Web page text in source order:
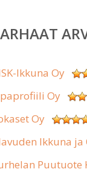
Ikkuna Oy
Oy
Oy
Ikkuna ja
Puutuote